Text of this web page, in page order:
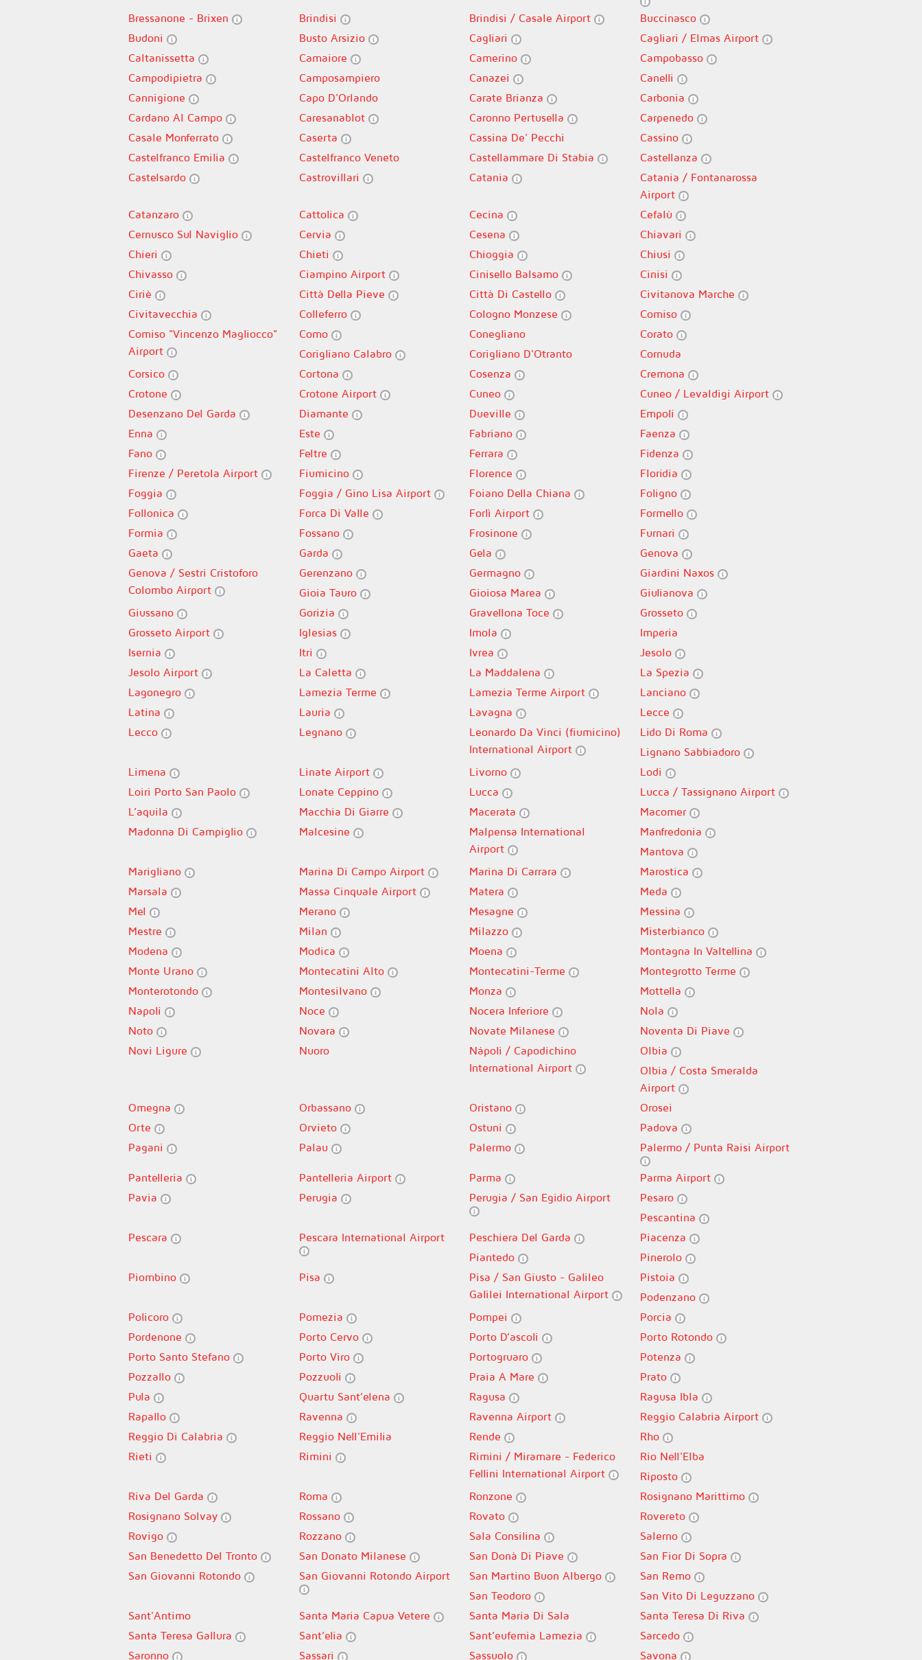
Bressanone - Brixen Brindisi Brindisi / Casale Airport
Buccinasco
Budoni
Busto Arsizio Cagliari
Cagliari / Elmas Airport
Caltanissetta
Camaiore Camerino
Campobasso
Campodipietra
Camposampiero Canazei
Canelli
Cannigione
Capo D'Orlando Carate Brianza
Carbonia
Cardano Al Campo
Caresanablot Caronno Pertusella
Carpenedo
Casale Monferrato
Caserta Cassina De' Pecchi
Cassino
Castelfranco Emilia
Castelfranco Veneto Castellammare Di Stabia
Castellanza
Castelsardo
Castrovillari Catania
Catania / Fontanarossa
Airport
Catanzaro
Cattolica Cecina
Cefalù
Cernusco Sul Naviglio
Cervia Cesena
Chiavari
Chieri
Chieti Chioggia
Chiusi
Chivasso
Ciampino Airport Cinisello Balsamo
Cinisi
Ciriè
Città Della Pieve Città Di Castello
Civitanova Marche
Civitavecchia
Colleferro Cologno Monzese
Comiso
Comiso "Vincenzo Magliocco"
Airport
Como Conegliano
Corato
Corigliano Calabro
Corigliano D'Otranto
Cornuda
Corsico
Cortona Cosenza
Cremona
Crotone
Crotone Airport Cuneo
Cuneo / Levaldigi Airport
Desenzano Del Garda
Diamante Dueville
Empoli
Enna
Este Fabriano
Faenza
Fano
Feltre Ferrara
Fidenza
Firenze / Peretola Airport
Fiumicino Florence
Floridia
Foggia
Foggia / Gino Lisa Airport Foiano Della Chiana
Foligno
Follonica
Forca Di Valle Forlì Airport
Formello
Formia
Fossano Frosinone
Furnari
Gaeta
Garda Gela
Genova
Genova / Sestri Cristoforo
Colombo Airport
Gerenzano Germagno
Giardini Naxos
Gioia Tauro
Gioiosa Marea
Giulianova
Giussano
Gorizia Gravellona Toce
Grosseto
Grosseto Airport
Iglesias Imola
Imperia
Isernia
Itri Ivrea
Jesolo
Jesolo Airport
La Caletta La Maddalena
La Spezia
Lagonegro
Lamezia Terme Lamezia Terme Airport
Lanciano
Latina
Lauria Lavagna
Lecce
Lecco
Legnano
Leonardo Da Vinci (fiumicino)
International Airport
Lido Di Roma
Lignano Sabbiadoro
Limena
Linate Airport Livorno
Lodi
Loiri Porto San Paolo
Lonate Ceppino Lucca
Lucca / Tassignano Airport
L’aquila
Macchia Di Giarre Macerata
Macomer
Madonna Di Campiglio
Malcesine
Malpensa International
Airport
Manfredonia
Mantova
Marigliano
Marina Di Campo Airport Marina Di Carrara
Marostica
Marsala
Massa Cinquale Airport Matera
Meda
Mel
Merano Mesagne
Messina
Mestre
Milan Milazzo
Misterbianco
Modena
Modica Moena
Montagna In Valtellina
Monte Urano
Montecatini Alto Montecatini-Terme
Montegrotto Terme
Monterotondo
Montesilvano Monza
Mottella
Napoli
Noce Nocera Inferiore
Nola
Noto
Novara Novate Milanese
Noventa Di Piave
Novi Ligure
Nuoro
Nápoli / Capodichino
International Airport
Olbia
Olbia / Costa Smeralda
Airport
Omegna
Orbassano Oristano
Orosei
Orte
Orvieto Ostuni
Padova
Pagani
Palau Palermo Palermo / Punta Raisi Airport
Pantelleria Pantelleria Airport Parma
Parma Airport
Pavia
Perugia Perugia / San Egidio Airport
Pesaro
Pescantina
Pescara
Pescara International Airport Peschiera Del Garda
Piacenza
Piantedo
Pinerolo
Piombino
Pisa
Pisa / San Giusto - Galileo
Galilei International Airport
Pistoia
Podenzano
Policoro
Pomezia Pompei
Porcia
Pordenone
Porto Cervo Porto D’ascoli
Porto Rotondo
Porto Santo Stefano
Porto Viro Portogruaro
Potenza
Pozzallo
Pozzuoli Praia A Mare
Prato
Pula
Quartu Sant’elena Ragusa
Ragusa Ibla
Rapallo
Ravenna Ravenna Airport
Reggio Calabria Airport
Reggio Di Calabria
Reggio Nell'Emilia Rende
Rho
Rieti
Rimini
Rimini / Miramare - Federico
Fellini International Airport
Rio Nell'Elba
Riposto
Riva Del Garda
Roma Ronzone
Rosignano Marittimo
Rosignano Solvay
Rossano Rovato
Rovereto
Rovigo
Rozzano Sala Consilina
Salerno
San Benedetto Del Tronto
San Donato Milanese San Donà Di Piave
San Fior Di Sopra
San Giovanni Rotondo
San Giovanni Rotondo Airport San Martino Buon Albergo
San Remo
San Teodoro
San Vito Di Leguzzano
Sant'Antimo
Santa Maria Capua Vetere Santa Maria Di Sala
Santa Teresa Di Riva
Santa Teresa Gallura
Sant’elia Sant’eufemia Lamezia
Sarcedo
Saronno
Sassari Sassuolo Savona